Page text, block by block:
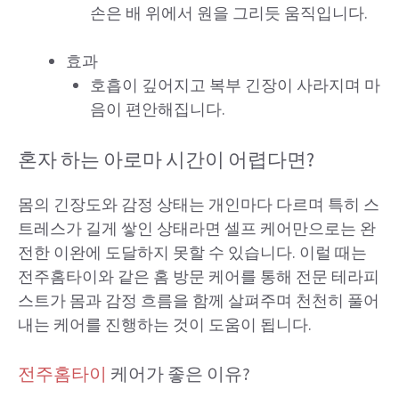
손은 배 위에서 원을 그리듯 움직입니다.
효과
호흡이 깊어지고 복부 긴장이 사라지며 마
음이 편안해집니다.
혼자 하는 아로마 시간이 어렵다면?
몸의 긴장도와 감정 상태는 개인마다 다르며 특히 스
트레스가 길게 쌓인 상태라면 셀프 케어만으로는 완
전한 이완에 도달하지 못할 수 있습니다. 이럴 때는
전주홈타이와 같은 홈 방문 케어를 통해 전문 테라피
스트가 몸과 감정 흐름을 함께 살펴주며 천천히 풀어
내는 케어를 진행하는 것이 도움이 됩니다.
전주홈타이 케어가 좋은 이유?